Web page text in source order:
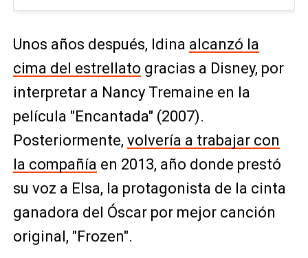
Unos años después, Idina alcanzó la
cima del estrellato gracias a Disney, por
interpretar a Nancy Tremaine en la
película "Encantada" (2007).
Posteriormente, volvería a trabajar con
la compañía en 2013, año donde prestó
su voz a Elsa, la protagonista de la cinta
ganadora del Óscar por mejor canción
original, "Frozen".